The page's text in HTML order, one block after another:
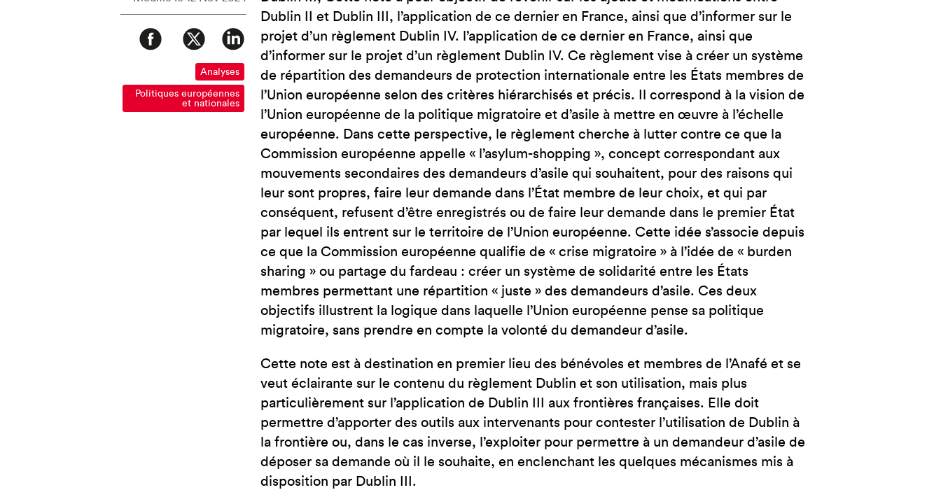
JE SUIS EN FRANCE
Analyses
Politiques européennes
et nationales
Dublin II et Dublin III, l’application de ce dernier en France, ainsi que d’informer sur le
projet d’un règlement Dublin IV. l’application de ce dernier en France, ainsi que
d’informer sur le projet d’un règlement Dublin IV. Ce règlement vise à créer un système
de répartition des demandeurs de protection internationale entre les États membres de
l’Union européenne selon des critères hiérarchisés et précis. Il correspond à la vision de
l’Union européenne de la politique migratoire et d’asile à mettre en œuvre à l’échelle
européenne. Dans cette perspective, le règlement cherche à lutter contre ce que la
Commission européenne appelle « l’asylum-shopping », concept correspondant aux
mouvements secondaires des demandeurs d’asile qui souhaitent, pour des raisons qui
leur sont propres, faire leur demande dans l’État membre de leur choix, et qui par
conséquent, refusent d’être enregistrés ou de faire leur demande dans le premier État
par lequel ils entrent sur le territoire de l’Union européenne. Cette idée s’associe depuis
ce que la Commission européenne qualifie de « crise migratoire » à l’idée de « burden
sharing » ou partage du fardeau : créer un système de solidarité entre les États
membres permettant une répartition « juste » des demandeurs d’asile. Ces deux
objectifs illustrent la logique dans laquelle l’Union européenne pense sa politique
migratoire, sans prendre en compte la volonté du demandeur d’asile.
Cette note est à destination en premier lieu des bénévoles et membres de l’Anafé et se
veut éclairante sur le contenu du règlement Dublin et son utilisation, mais plus
particulièrement sur l’application de Dublin III aux frontières françaises. Elle doit
permettre d’apporter des outils aux intervenants pour contester l’utilisation de Dublin à
la frontière ou, dans le cas inverse, l’exploiter pour permettre à un demandeur d’asile de
déposer sa demande où il le souhaite, en enclenchant les quelques mécanismes mis à
disposition par Dublin III.